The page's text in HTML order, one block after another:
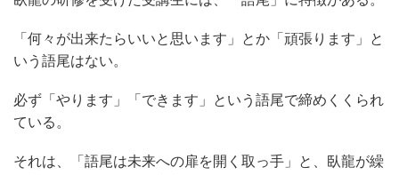
「何々が出来たらいいと思います」とか「頑張ります」と
いう語尾はない。
必ず「やります」「できます」という語尾で締めくくられ
ている。
それは、「語尾は未来への扉を開く取っ手」と、臥龍が繰